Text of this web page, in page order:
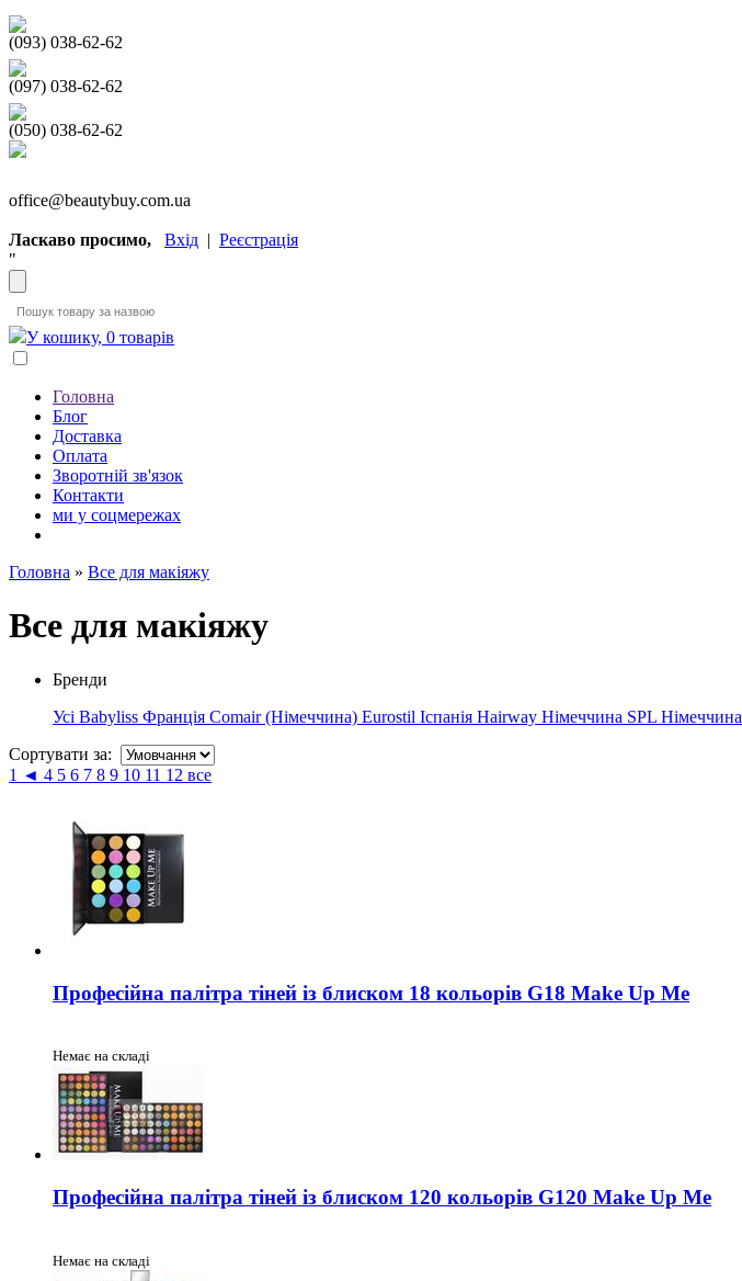
(093) 038-62-62
(097) 038-62-62
(050) 038-62-62
office@beautybuy.com.ua
Ласкаво просимо, Вхід | Реєстрація
"
У кошику, 0 товарів
Головна
Блог
Доставка
Оплата
Зворотній зв'язок
Контакти
ми у соцмережах
Головна » Все для макіяжу
Все для макіяжу
Бренди
Усі Babyliss Франція Comair (Німеччина) Eurostil Іспанія Hairway Німеччина SPL Німеччина
Сортувати за:
1 ◄ 4 5 6 7 8 9 10 11 12 все
Професійна палітра тіней із блиском 18 кольорів G18 Make Up Me
Немає на складі
Професійна палітра тіней із блиском 120 кольорів G120 Make Up Me
Немає на складі